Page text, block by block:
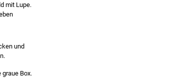
mit Lupe.
und
Box.